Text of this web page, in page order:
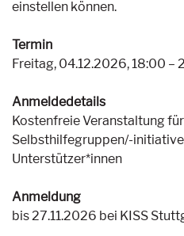
einstellen können.
Termin
Freitag, 04.12.2026, 18:00 –
Anmeldedetails
Kostenfreie Veranstaltung
Selbsthilfegruppen/-
Unterstützer*innen
Anmeldung
bis 27.11.2026 bei KISS